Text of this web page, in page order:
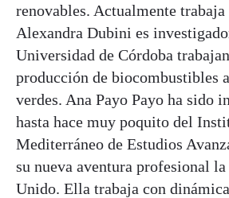
renovables. Actualmente
Alexandra Dubini es
Universidad de Córdoba
producción de biocombustibles
verdes. Ana Payo Payo ha sido
hasta hace muy poquito del
Mediterráneo de Estudios
su nueva aventura profesional
Unido. Ella trabaja con